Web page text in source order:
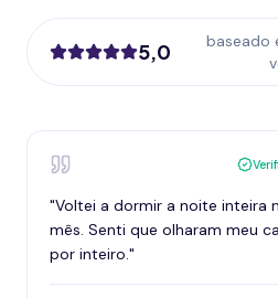
5,0
baseado
"Voltei a dormir a noite inteira
mês. Senti que olharam meu
por inteiro."